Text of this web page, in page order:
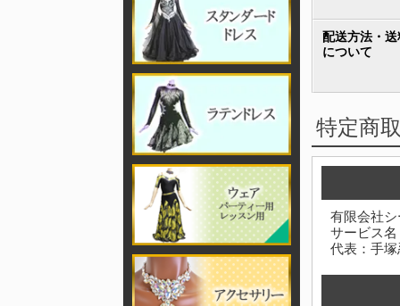
配送方法・送
について
特定商
有限会社シ
サービス
代表：手塚